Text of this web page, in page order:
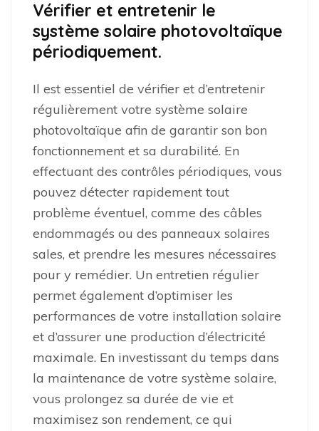
Vérifier et entretenir le
système solaire photovoltaïque
périodiquement.
Il est essentiel de vérifier et d’entretenir
régulièrement votre système solaire
photovoltaïque afin de garantir son bon
fonctionnement et sa durabilité. En
effectuant des contrôles périodiques, vous
pouvez détecter rapidement tout
problème éventuel, comme des câbles
endommagés ou des panneaux solaires
sales, et prendre les mesures nécessaires
pour y remédier. Un entretien régulier
permet également d’optimiser les
performances de votre installation solaire
et d’assurer une production d’électricité
maximale. En investissant du temps dans
la maintenance de votre système solaire,
vous prolongez sa durée de vie et
maximisez son rendement, ce qui